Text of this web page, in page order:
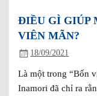
ĐIỀU GÌ GIÚP
VIÊN MÃN?
18/09/2021
Là một trong “Bốn
Inamori đã chỉ ra